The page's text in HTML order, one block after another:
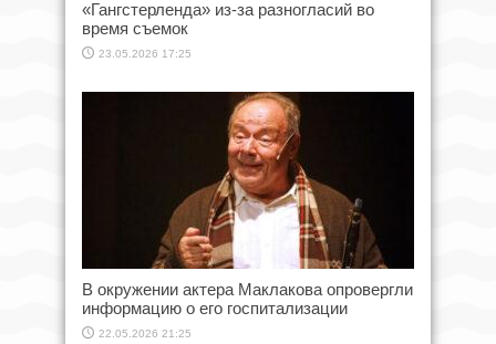
«Гангстерленда» из-за разногласий во
время съемок
23.05.2026 17:25
В окружении актера Маклакова опровергли
информацию о его госпитализации
22.05.2026 21:25